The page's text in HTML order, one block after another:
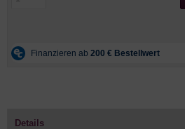
Details